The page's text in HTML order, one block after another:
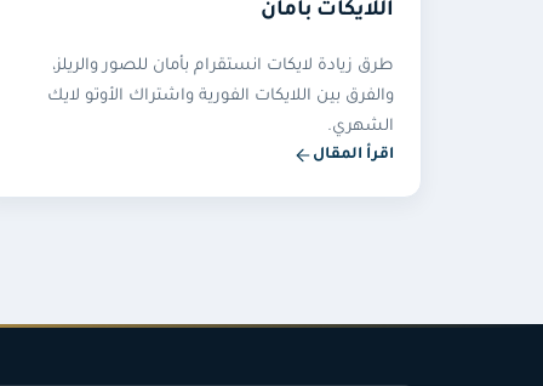
اللايكات بأمان
طرق زيادة لايكات انستقرام بأمان للصور والريلز،
والفرق بين اللايكات الفورية واشتراك الأوتو لايك
الشهري.
اقرأ المقال